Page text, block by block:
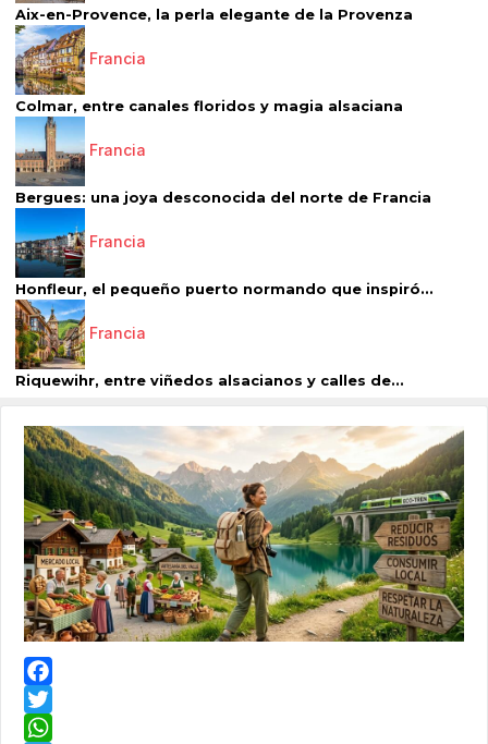
Aix-en-Provence, la perla elegante de la Provenza
Francia
Colmar, entre canales floridos y magia alsaciana
Francia
Bergues: una joya desconocida del norte de Francia
Francia
Honfleur, el pequeño puerto normando que inspiró...
Francia
Riquewihr, entre viñedos alsacianos y calles de...
Facebook
Twitter